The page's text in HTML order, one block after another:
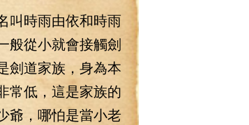
時雨由依和時雨
般從小就會接觸劍
劍道家族，身為本
常低，這是家族的
爺，哪怕是當小老